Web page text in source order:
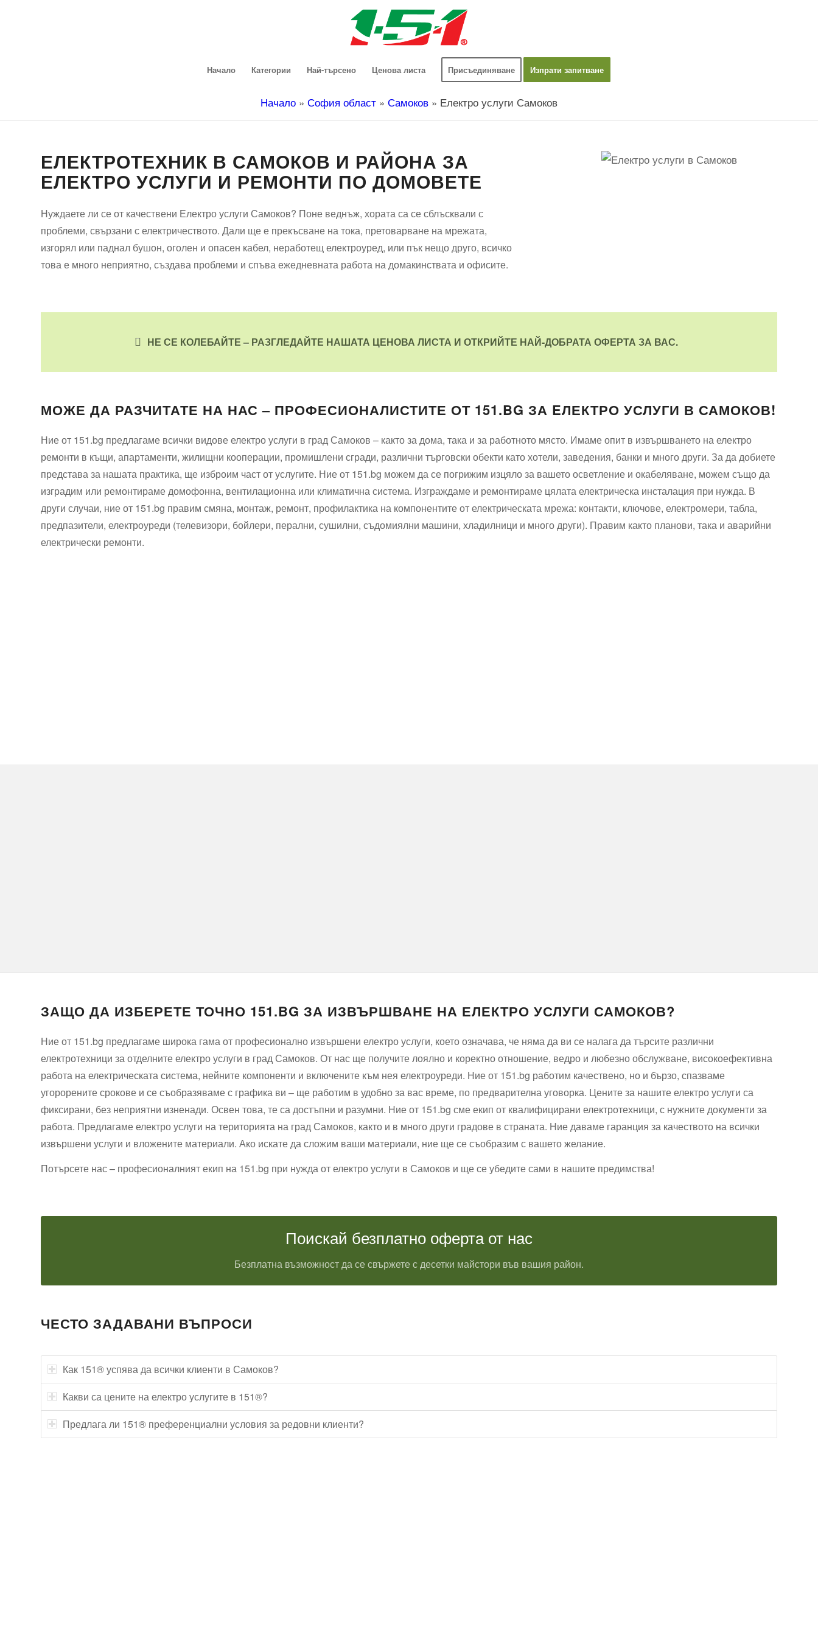
Начало Категории Най-търсено Ценова листа Присъединяване Изпрати запитване
Начало » София област » Самоков » Електро услуги Самоков
ЕЛЕКТРОТЕХНИК В САМОКОВ И РАЙОНА ЗА
ЕЛЕКТРО УСЛУГИ И РЕМОНТИ ПО ДОМОВЕТЕ
Нуждаете ли се от качествени Електро услуги Самоков? Поне веднъж, хората са се сблъсквали с
проблеми, свързани с електричеството. Дали ще е прекъсване на тока, претоварване на мрежата,
изгорял или паднал бушон, оголен и опасен кабел, неработещ електроуред, или пък нещо друго, всичко
това е много неприятно, създава проблеми и спъва ежедневната работа на домакинствата и офисите.
НЕ СЕ КОЛЕБАЙТЕ – РАЗГЛЕДАЙТЕ НАШАТА ЦЕНОВА ЛИСТА И ОТКРИЙТЕ НАЙ-ДОБРАТА ОФЕРТА ЗА ВАС.
МОЖЕ ДА РАЗЧИТАТЕ НА НАС – ПРОФЕСИОНАЛИСТИТЕ ОТ 151.BG ЗА EЛЕКТРО УСЛУГИ В САМОКОВ!
Ние от 151.bg предлагаме всички видове електро услуги в град Самоков – както за дома, така и за работното място. Имаме опит в извършването на електро
ремонти в къщи, апартаменти, жилищни кооперации, промишлени сгради, различни търговски обекти като хотели, заведения, банки и много други. За да добиете
представа за нашата практика, ще изброим част от услугите. Ние от 151.bg можем да се погрижим изцяло за вашето осветление и окабеляване, можем също да
изградим или ремонтираме домофонна, вентилационна или климатична система. Изграждаме и ремонтираме цялата електрическа инсталация при нужда. В
други случаи, ние от 151.bg правим смяна, монтаж, ремонт, профилактика на компонентите от електрическата мрежа: контакти, ключове, електромери, табла,
предпазители, електроуреди (телевизори, бойлери, перални, сушилни, съдомиялни машини, хладилници и много други). Правим както планови, така и аварийни
електрически ремонти.
ЗАЩО ДА ИЗБЕРЕТЕ ТОЧНО 151.BG ЗА ИЗВЪРШВАНЕ НА ЕЛЕКТРО УСЛУГИ САМОКОВ?
Ние от 151.bg предлагаме широка гама от професионално извършени електро услуги, което означава, че няма да ви се налага да търсите различни
електротехници за отделните електро услуги в град Самоков. От нас ще получите лоялно и коректно отношение, ведро и любезно обслужване, високоефективна
работа на електрическата система, нейните компоненти и включените към нея електроуреди. Ние от 151.bg работим качествено, но и бързо, спазваме
угорорените срокове и се съобразяваме с графика ви – ще работим в удобно за вас време, по предварителна уговорка. Цените за нашите електро услуги са
фиксирани, без неприятни изненади. Освен това, те са достъпни и разумни. Ние от 151.bg сме екип от квалифицирани електротехници, с нужните документи за
работа. Предлагаме електро услуги на територията на град Самоков, както и в много други градове в страната. Ние даваме гаранция за качеството на всички
извършени услуги и вложените материали. Ако искате да сложим ваши материали, ние ще се съобразим с вашето желание.
Потърсете нас – професионалният екип на 151.bg при нужда от електро услуги в Самоков и ще се убедите сами в нашите предимства!
Поискай безплатно оферта от нас
Безплатна възможност да се свържете с десетки майстори във вашия район.
ЧЕСТО ЗАДАВАНИ ВЪПРОСИ
Как 151® успява да всички клиенти в Самоков?
Какви са цените на електро услугите в 151®?
Предлага ли 151® преференциални условия за редовни клиенти?